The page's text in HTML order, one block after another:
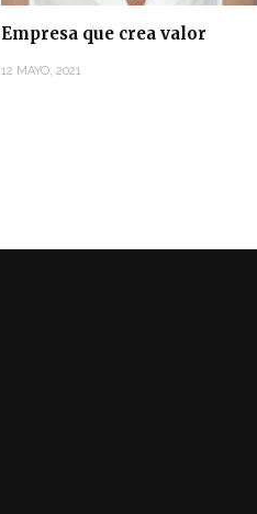
Empresa que crea valor
12 MAYO, 2021